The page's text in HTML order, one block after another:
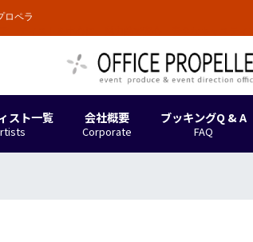
ロペラ
スト一覧 会社概要
Corporate
ブッキングQ & A
FAQ